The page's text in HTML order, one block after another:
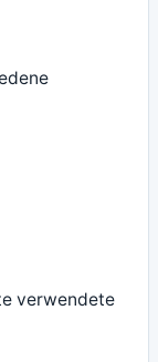
verwendete